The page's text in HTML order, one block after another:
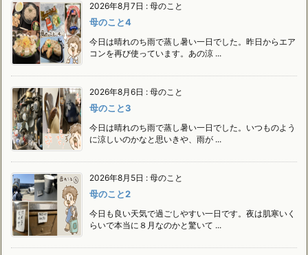
2026年8月7日 : 母のこと
母のこと4
今日は晴れのち雨で蒸し暑い一日でした。昨日からエア
コンを再び使っています。あの涼 ...
2026年8月6日 : 母のこと
母のこと3
今日は晴れのち雨で蒸し暑い一日でした。いつものよう
に涼しいのかなと思いきや、雨が ...
2026年8月5日 : 母のこと
母のこと2
今日も良い天気で過ごしやすい一日です。夜は肌寒いく
らいで本当に８月なのかと驚いて ...